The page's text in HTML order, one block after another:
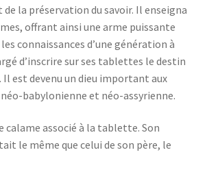
la préservation du savoir. Il enseigna
offrant ainsi une arme puissante
connaissances d’une génération à
d’inscrire sur ses tablettes le destin
Il est devenu un dieu important aux
babylonienne et néo-assyrienne.
calame associé à la tablette. Son
le même que celui de son père, le